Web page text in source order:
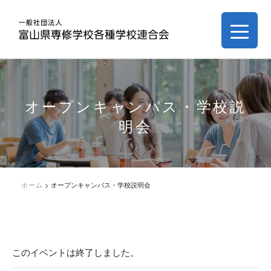
オープンキャンパス・学校説
明会
ホーム > オープンキャンパス・学校説明会
このイベントは終了しました。